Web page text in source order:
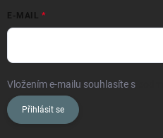
E-MAIL
Vložením e-mailu souhlasíte s
Přihlásit se